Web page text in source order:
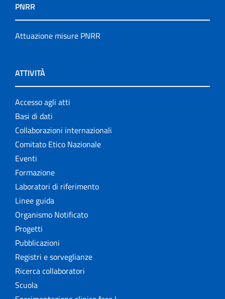
PNRR
Attuazione misure PNRR
ATTIVITÀ
Accesso agli atti
Basi di dati
Collaborazioni internazionali
Comitato Etico Nazionale
Eventi
Formazione
Laboratori di riferimento
Linee guida
Organismo Notificato
Progetti
Pubblicazioni
Registri e sorveglianze
Ricerca collaboratori
Scuola